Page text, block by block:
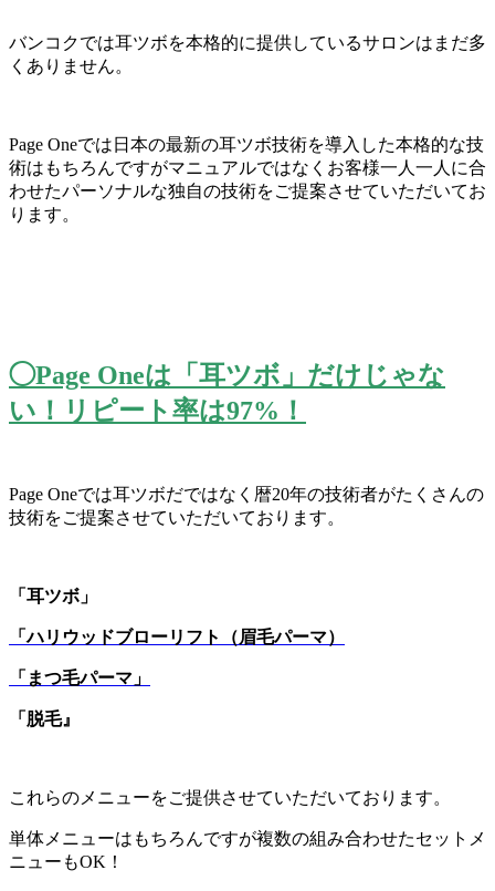
バンコクでは耳ツボを本格的に提供しているサロンはまだ多
くあり ません。
Page Oneでは日本の最新の耳ツボ技術を導入した本格的な技
術はもちろんですがマニュアルではなくお客様一人一人に合
わせたパーソナルな独自の技術をご提案させていただいてお
ります。
◯Page Oneは「耳ツボ」だけじゃな
い！リピート率は97%！
Page Oneでは耳ツボだではなく暦20年の技術者がたくさんの
技術をご提案させていただいております。
「耳ツボ」
「ハリウッドブローリフト（眉毛パーマ）
「まつ毛パーマ」
「脱毛』
これらのメニューをご提供させていただいております。
単体メニューはもちろんですが複数の組み合わせたセットメ
ニュー もOK！